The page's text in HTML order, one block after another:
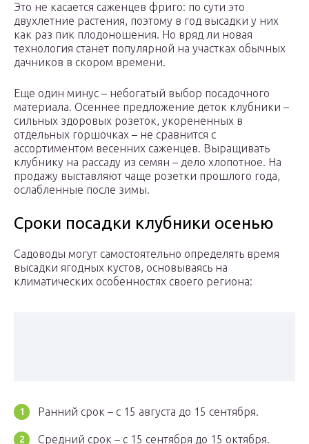
Это не касается саженцев фриго: по сути это
двухлетние растения, поэтому в год высадки у них
как раз пик плодоношения. Но вряд ли новая
технология станет популярной на участках обычных
дачников в скором времени.
Еще один минус – небогатый выбор посадочного
материала. Осеннее предложение деток клубники –
сильных здоровых розеток, укорененных в
отдельных горшочках – не сравнится с
ассортиментом весенних саженцев. Выращивать
клубнику на рассаду из семян – дело хлопотное. На
продажу выставляют чаще розетки прошлого года,
ослабленные после зимы.
Сроки посадки клубники осенью
Садоводы могут самостоятельно определять время
высадки ягодных кустов, основываясь на
климатических особенностях своего региона:
Ранний срок – с 15 августа до 15 сентября.
Средний срок – с 15 сентября до 15 октября.